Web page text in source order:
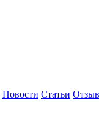
Новости Статьи